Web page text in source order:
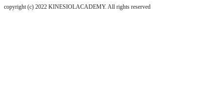
copyright (c) 2022 KINESIOLACADEMY. All rights reserved